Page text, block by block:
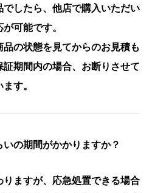
でしたら、他店で購入いただい
可能です。
品の状態を見てからのお見積も
証期間内の場合、お断りさせて
す。
の期間がかかりますか？
ますが、応急処置できる場合